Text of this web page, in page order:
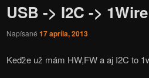
USB -> I2C -> 1Wire
Napísané 17 apríla, 2013
Keďže už mám HW,FW a aj I2C to